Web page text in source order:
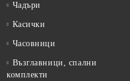
Чадъри
Касички
Часовници
Възглавници, спални
комплекти